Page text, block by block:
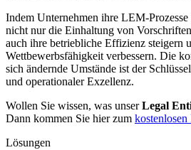
Indem Unternehmen ihre LEM-
nicht nur die Einhaltung von
auch ihre betriebliche Effizienz steigern
Wettbewerbsfähigkeit verbessern. Die
sich ändernde Umstände ist der
und operationaler Exzellenz.
Wollen Sie wissen, was unserLegal
Dann kommen Sie hier zum kostenlosen
Lösungen